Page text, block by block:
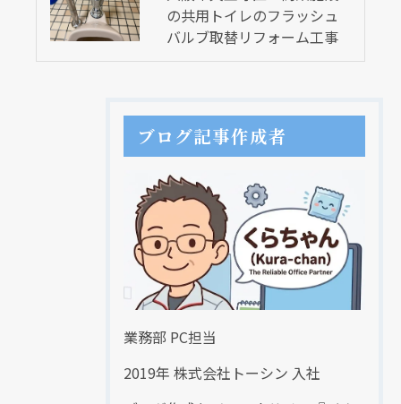
の共用トイレのフラッシュ
バルブ取替リフォーム工事
ブログ記事作成者
業務部 PC担当
2019年 株式会社トーシン 入社